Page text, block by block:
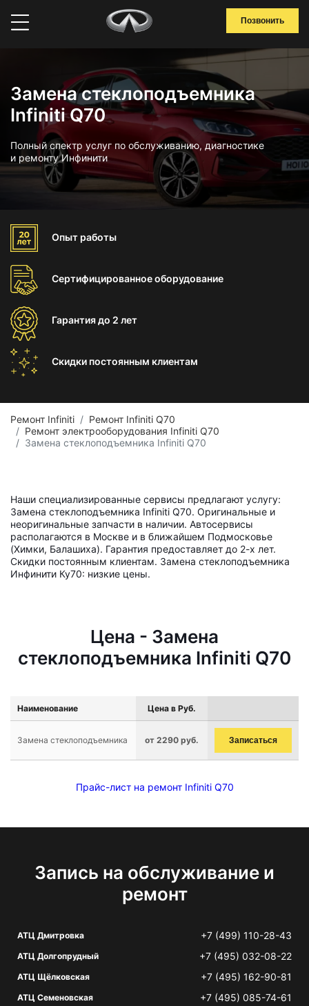
Позвонить
Замена стеклоподъемника
Infiniti Q70
Полный спектр услуг по обслуживанию, диагностике
и ремонту Инфинити
Опыт работы
Сертифицированноеоборудование
Гарантиядо 2 лет
Скидки постоянным клиентам
Ремонт Infiniti
Ремонт Infiniti Q70
Ремонт электрооборудования Infiniti Q70
Замена стеклоподъемника Infiniti Q70
Наши специализированные сервисы предлагают услугу:
Замена стеклоподъемника Infiniti Q70. Оригинальные и
неоригинальные запчасти в наличии. Автосервисы
располагаются в Москве и в ближайшем Подмосковье
(Химки, Балашиха). Гарантия предоставляет до 2-х лет.
Скидки постоянным клиентам. Замена стеклоподъемника
Инфинити Ку70: низкие цены.
Цена - Замена
стеклоподъемника Infiniti Q70
Наименование Цена в Руб.
Замена стеклоподъемника от 2290 руб. Записаться
Прайс-лист на ремонт Infiniti Q70
Запись на обслуживание и
ремонт
АТЦ Дмитровка +7 (499) 110-28-43
АТЦ Долгопрудный +7 (495) 032-08-22
АТЦ Щёлковская +7 (495) 162-90-81
АТЦ Семеновская +7 (495) 085-74-61